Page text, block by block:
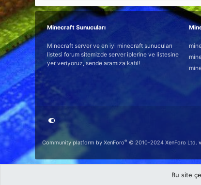
Minecraft Sunucuları
Minecraft server ve en iyi minecraft sunucuları
listesi forum sitemizde server iplerine ve listesine
yer veriyoruz, sende aramıza katıl!
Community platform by XenForo® © 2010-2024 XenForo Ltd.
Bu site